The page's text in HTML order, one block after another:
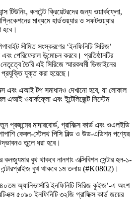
টিউনিং, কনটেন্ট ক্রিয়েটরদের জন্য ওয়ার্কফ্লো,
মাধ্যমে হার্ডওয়্যার ও সফটওয়্যার
হবে।
সীমিত সংস্করণের ‘ইনফিনিটি সিরিজ’
এবং পেরিফেরাল উন্মোচন করবে। প্রতিষ্ঠানটির
নেতৃত্বে তৈরি এই সিরিজে স্মারকধর্মী ডিজাইনের
প্রযুক্তি যুক্ত করা হয়েছে।
এবং এআই টপ সমাধানও দেখানো হবে, যা লোকাল
ওয়ার্কফ্লো এবং ইন্টেলিজেন্ট সিস্টেম
প্রজন্মের মাদারবোর্ড, গ্রাফিক্স কার্ড এবং ওএলইডি
কেবল-স্টেলথ পিসি বিল্ড ও উড-এডিশন পণ্যের
তুলে ধরা হবে।
বুথ থাকবে নানগাং এক্সিবিশন সেন্টার হল-১-
বুথ থাকবে ১ম তলায় (#K0802)।
অ্যানিভার্সারি ইনফিনিটি সিরিজ কুইজ’-এ অংশ
৫০৯০ ইনফিনিটি ৩২জি গ্রাফিক্স কার্ড জয়ের